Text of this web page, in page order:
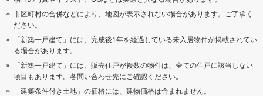
市区町村の合併などにより、地図が表示されない場合があります。ご了承く
ださい。
「新築一戸建て」には、完成後1年を経過している未入居物件が掲載されてい
る場合があります。
「新築一戸建て」には、販売住戸が複数の物件は、全ての住戸に該当しない
項目もあります。各問い合わせ先にご確認ください。
「建築条件付き土地」の価格には、建物価格は含まれません。